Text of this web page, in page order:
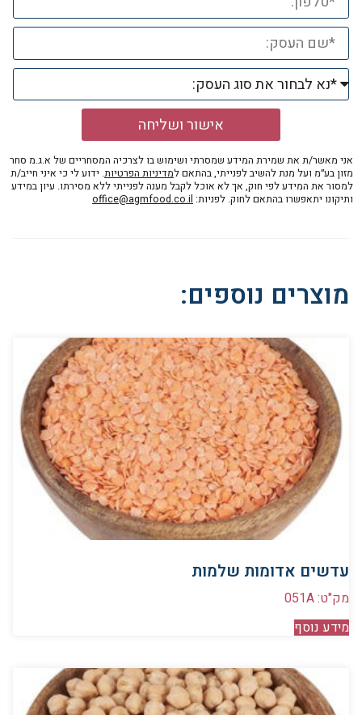
אישור ושליחה
אני מאשר/ת את שמירת המידע שמסרתי ושימוש בו לצרכיה המסחריים של א.ג.מ סחר
מזון בע״מ ועל מנת להשיב לפנייתי, בהתאם למדיניות הפרטיות. ידוע לי כי איני חייב/ת
למסור את המידע לפי חוק, אך לא אוכל לקבל מענה לפנייתי ללא מסירתו. עיון במידע
ותיקונו יתאפשרו בהתאם לחוק. לפניות: office@agmfood.co.il
מוצרים נוספים:
עדשים אדומות שלמות
מק"ט: 051A
מידע נוסף